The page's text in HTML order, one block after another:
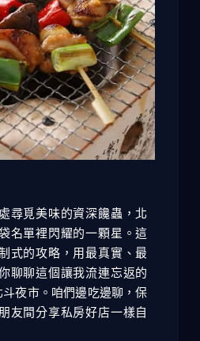
尋覓美味的資深饞蟲，北
名單裡閃耀的一顆星。這
式的攻略，用最真實、最
聊聊這個讓我流連忘返的
夜市。咱們邊吃邊聊，保
友間分享私房好店一樣自